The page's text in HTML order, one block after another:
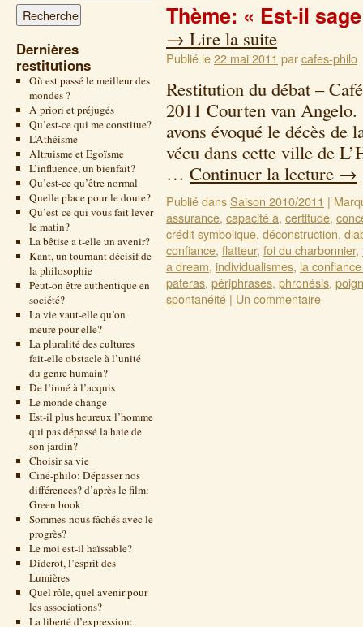
Dernières
restitutions
Où est passé le meilleur des
mondes ?
A priori et préjugés
Qu’est-ce qui me constitue?
L’Athéisme
Altruisme et Egoïsme
L’influence, un bienfait?
Qu’est-ce qu’être normal
Quelle place pour le doute?
Qu’est-ce qui vous fait lever
le matin?
La bêtise a t-elle un avenir?
Kant, un tournant décisif de
la philosophie
Peut-on être authentique en
société?
La vie vaut-elle qu’on
meure pour elle?
La pluralité des cultures
fait-elle obstacle à l’unité
du genre humain?
De l’inné à l’acquis
Le monde change
Est-il plus heureux l’homme
qui pas dépassé la haie de
son jardin?
Choisir sa vie
Ciné-philo: Dépasser nos
différences? d’après le film:
Green book
Sommes-nous fâchés avec le
progrès?
Le moi est-il haïssable?
Diderot, l’esprit des
Lumières
Quel rôle, quel avenir pour
les associations?
La liberté d’expression:
Thème: « Est-il
→ Lire la suite
Publié le22 mai 2011 parcafes-philo
Restitution du débat –
2011 Courten van
avons évoqué le décès de
vécu dans cette ville de
… Continuer la lecture →
Publié dansSaison 2010/2011 |
assurance, capacité à, certitude,
crédit symbolique, déconstruction,
confiance, flatteur, foi du charbonnier,
a dream, individualismes, la
pateras, périphrases, phronésis,
spontanéité | Un commentaire